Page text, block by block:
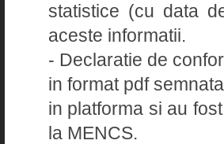
statistice (cu data
aceste informatii.
- Declaratie de
in format pdf
in platforma si au
la MENCS.